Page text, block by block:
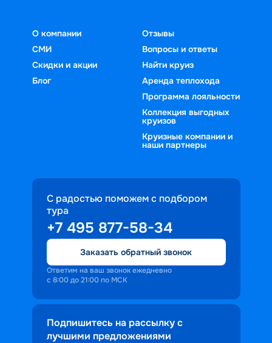
О компании
СМИ
Скидки и акции
Блог
Отзывы
Вопросы и ответы
Найти круиз
Аренда теплохода
Программа лояльности
Коллекция выгодных
круизов
Круизные компании и
наши партнеры
С радостью поможем с подбором
тура
+7 495 877-58-34
Заказать обратный звонок
Ответим на ваш звонок ежедневно
с 8:00 до 21:00 по МСК
Подпишитесь на рассылку с
лучшими предложениями